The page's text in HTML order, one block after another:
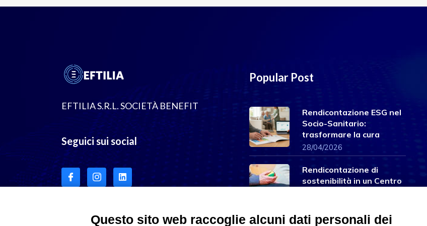
EFTILIA S.R.L. SOCIETÀ BENEFIT
Seguici sui social
Popular Post
Rendicontazione ESG nel
Socio-Sanitario:
trasformare la cura
28/04/2026
Rendicontazione di
sostenibilità in un Centro
Questo sito web raccoglie alcuni dati personali dei